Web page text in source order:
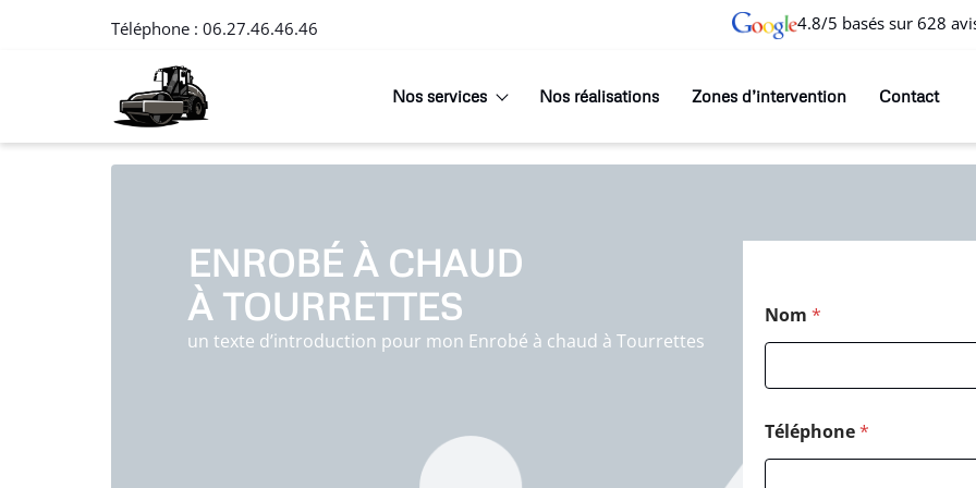
Téléphone : 06.27.46.46.46 4.8/5 basés sur 628
Nos services Nos réalisations Zones d’intervention Contact
ENROBÉ À CHAUD
À TOURRETTES
un texte d’introduction pour mon Enrobé à chaud à Tourrettes
Nom *
Téléphone*